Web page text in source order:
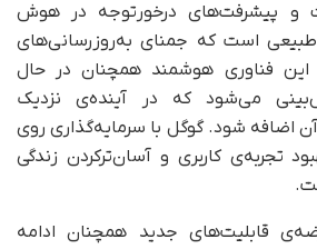
و پیشرفت‌های درخورتوجه در هوش
است که جمنای به‌روزرسانی‌های
این فناوری هوشمند همچنان در حال
می‌شود که در آینده‌ی نزدیک
اضافه شود. گوگل با سرمایه‌گذاری روی
تجربه‌ی کاربری و آسان‌تر‌کردن زندگی
قابلیت‌های جدید همچنان ادامه